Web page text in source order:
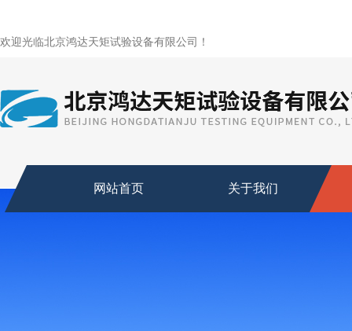
欢迎光临北京鸿达天矩试验设备有限公司！
网站首页 关于我们